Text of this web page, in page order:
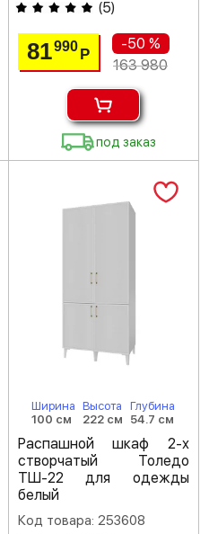
(5)
81990 Р
-50 %
163 980
под заказ
Ширина
100 см
Высота
222 см
Глубина
54.7 см
Распашной шкаф 2-х
створчатый Толедо
ТШ-22 для одежды
белый
Код товара: 253608